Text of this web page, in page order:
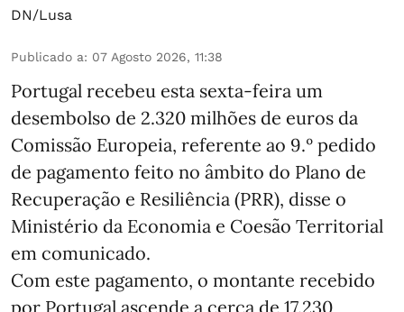
DN/Lusa
Publicado a: 07 Agosto 2026, 11:38
Portugal recebeu esta sexta-feira um
desembolso de 2.320 milhões de euros da
Comissão Europeia, referente ao 9.º pedido
de pagamento feito no âmbito do Plano de
Recuperação e Resiliência (PRR), disse o
Ministério da Economia e Coesão Territorial
em comunicado.
Com este pagamento, o montante recebido
por Portugal ascende a cerca de 17.230